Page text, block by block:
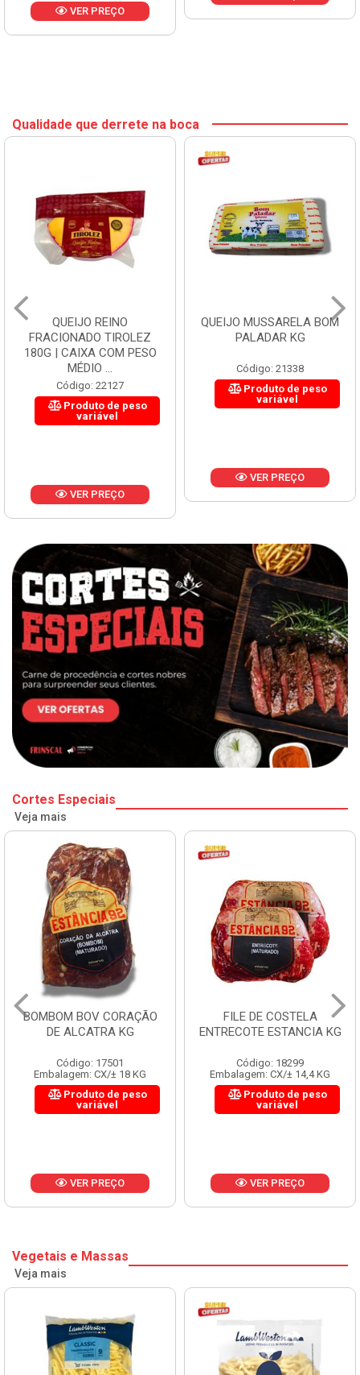
VER PREÇO
Qualidade que derrete na boca
QUEIJO REINO
FRACIONADO TIROLEZ
180G | CAIXA COM PESO
MÉDIO ...
Código: 22127
Produto de peso
variável
VER PREÇO
QUEIJO MUSSARELA BOM
PALADAR KG
Código: 21338
Produto de peso
variável
VER PREÇO
Cortes Especiais
Veja mais
BOMBOM BOV CORAÇÃO
DE ALCATRA KG
Código: 17501
Embalagem: CX/± 18 KG
Produto de peso
variável
VER PREÇO
FILE DE COSTELA
ENTRECOTE ESTANCIA KG
Código: 18299
Embalagem: CX/± 14,4 KG
Produto de peso
variável
VER PREÇO
Vegetais e Massas
Veja mais